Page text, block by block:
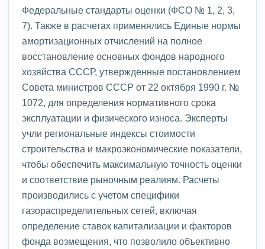
Федеральные стандарты оценки (ФСО № 1, 2, 3,
7). Также в расчетах применялись Единые нормы
амортизационных отчислений на полное
восстановление основных фондов народного
хозяйства СССР, утвержденные постановлением
Совета министров СССР от 22 октября 1990 г. №
1072, для определения нормативного срока
эксплуатации и физического износа. Эксперты
учли региональные индексы стоимости
строительства и макроэкономические показатели,
чтобы обеспечить максимальную точность оценки
и соответствие рыночным реалиям. Расчеты
производились с учетом специфики
газораспределительных сетей, включая
определение ставок капитализации и факторов
фонда возмещения, что позволило объективно